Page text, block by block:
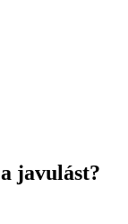
javulást?